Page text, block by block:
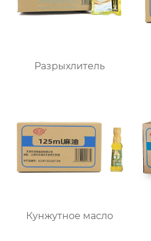
Разрыхлитель
Кунжутное масло